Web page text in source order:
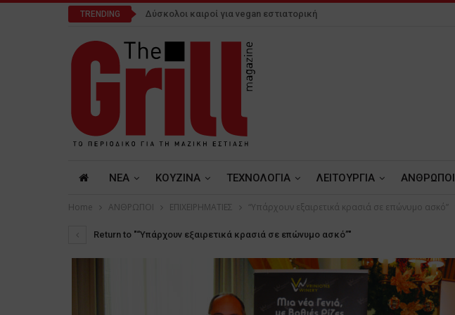
TRENDING Δύσκολοι καιροί για vegan εστιατορική
NEA ΚΟΥΖΙΝΑ ΤΕΧΝΟΛΟΓΙΑ ΛΕΙΤΟΥΡΓΙΑ ΑΝΘΡΩΠΟΙ
Home ΑΝΘΡΩΠΟΙ ΕΠΙΧΕΙΡΗΜΑΤΙΕΣ “Υπάρχουν εξαιρετικά κρασιά σε επώνυμο ασκό”
Return to "“Υπάρχουν εξαιρετικά κρασιά σε επώνυμο ασκό”"